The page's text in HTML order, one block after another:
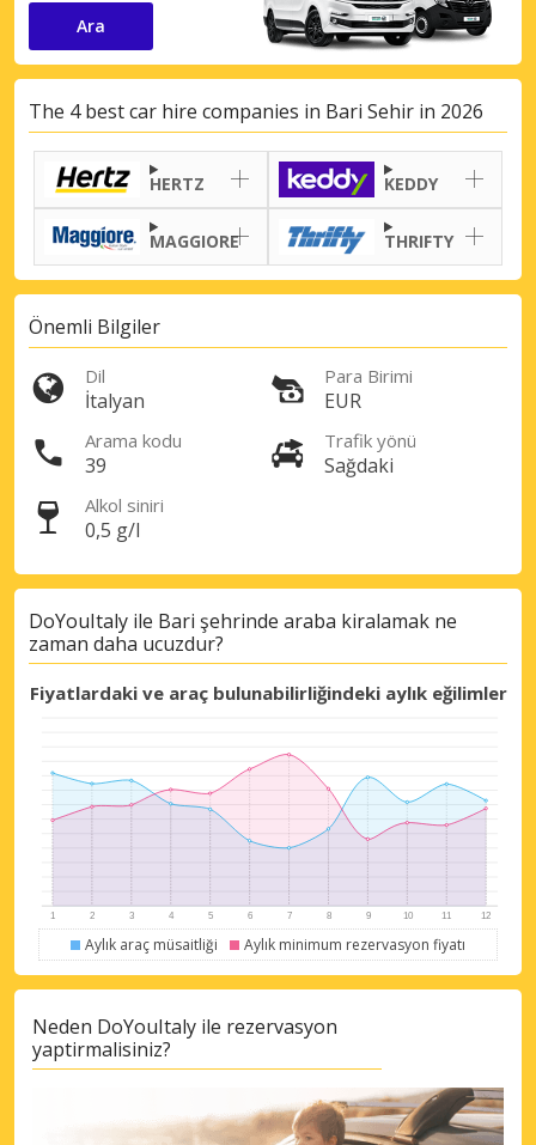
Büyük tasarruflar
Özel iş ortağı tekliflerine erişim sağlayın
eLink ile giriş yap
Ara
The 4 best car hire companies in Bari Sehir in 2026
HERTZ KEDDY
MAGGIORE THRIFTY
Önemli Bilgiler
Dil
İtalyan
Para Birimi
EUR
Arama kodu
39
Trafik yönü
Sağdaki
Alkol siniri
0,5 g/l
DoYouItaly ile Bari şehrinde araba kiralamak ne
zaman daha ucuzdur?
Fiyatlardaki ve araç bulunabilirliğindeki aylık eğilimler
Aylık araç müsaitliği Aylık minimum rezervasyon fiyatı
Neden DoYouItaly ile rezervasyon
yaptirmalisiniz?